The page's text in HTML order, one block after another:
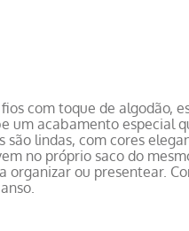
com toque de algodão,
um acabamento especial
são lindas, com cores
no próprio saco do
organizar ou presentear.